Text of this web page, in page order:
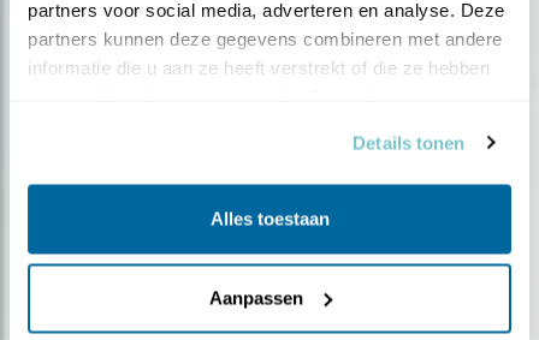
partners voor social media, adverteren en analyse. Deze
partners kunnen deze gegevens combineren met andere
informatie die u aan ze heeft verstrekt of die ze hebben
Details tonen
Alles toestaan
Aanpassen
Ontvang 5 x Vogels voor € 36,00 per jaar
Vogels is het tijdschrift voor onze leden, met